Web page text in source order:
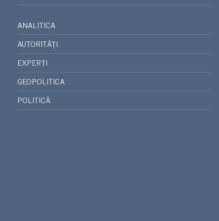
ANALITICA
AUTORITĂȚI
EXPERȚI
GEOPOLITICA
POLITICĂ